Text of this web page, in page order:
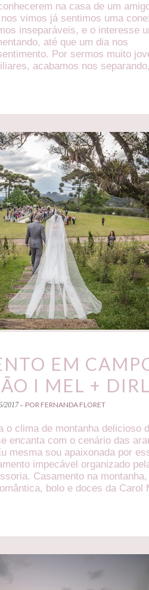
na casa de um
vimos já sentimos uma
inseparáveis, e o interesse
até que um dia nos
Por sermos muito
acabamos nos
EM
I MEL +
2017 - POR FERNANDA FLORET
o clima de montanha delicioso
encanta com o cenário das
mesma sou apaixonada por
impecável organizado
Casamento na
bolo e doces da Carol